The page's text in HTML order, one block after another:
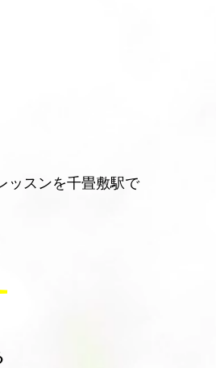
ッスンを千畳敷駅で